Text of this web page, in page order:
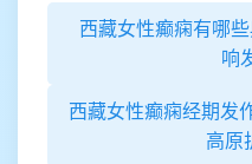
西藏女性癫痫有哪
响
西藏女性癫痫经期发
高原